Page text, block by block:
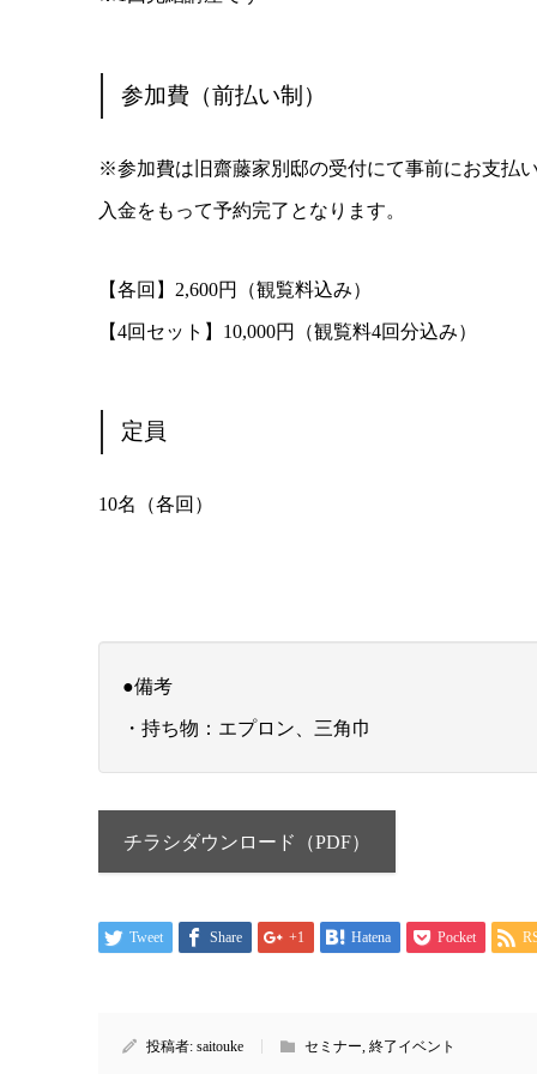
参加費（前払い制）
※参加費は旧齋藤家別邸の受付にて事前にお支払い
入金をもって予約完了となります。
【各回】2,600円（観覧料込み）
【4回セット】10,000円（観覧料4回分込み）
定員
10名（各回）
●備考
・持ち物：エプロン、三角巾
チラシダウンロード（PDF）
Tweet Share +1 Hatena Pocket
投稿者: saitouke セミナー 終了イベント